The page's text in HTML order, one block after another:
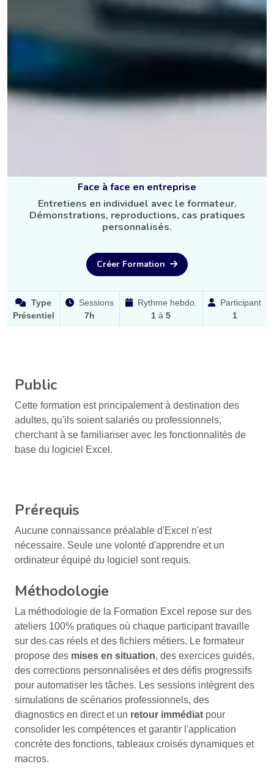
Face à face en entreprise
Entretiens en individuel avec le formateur.
Démonstrations, reproductions, cas pratiques
personnalisés.
Créer Formation
Type
Présentiel
Sessions
7h
Rythme hebdo.
1 à5
Participant
1
Public
Cette formation est principalement à destination des
adultes, qu'ils soient salariés ou professionnels,
cherchant à se familiariser avec les fonctionnalités de
base du logiciel Excel.
Prérequis
Aucune connaissance préalable d'Excel n'est
nécessaire. Seule une volonté d'apprendre et un
ordinateur équipé du logiciel sont requis.
Méthodologie
La méthodologie de la Formation Excel repose sur des
ateliers 100% pratiques où chaque participant travaille
sur des cas réels et des fichiers métiers. Le formateur
propose des mises en situation, des exercices guidés,
des corrections personnalisées et des défis progressifs
pour automatiser les tâches. Les sessions intègrent des
simulations de scénarios professionnels, des
diagnostics en direct et un retour immédiat pour
consolider les compétences et garantir l'application
concrète des fonctions, tableaux croisés dynamiques et
macros.